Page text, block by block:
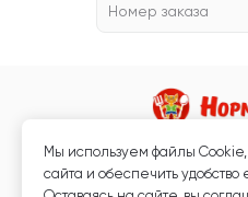
Номер заказа
Магазин кормов для
Любая информация, размещённая
Мы используем файлы Сookie,
сайта и обеспечить удобство